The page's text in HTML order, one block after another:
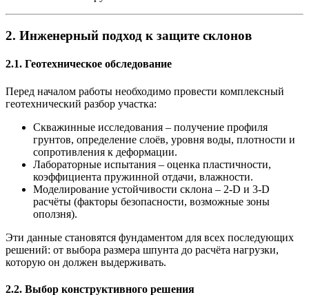
2. Инженерный подход к защите склонов
2.1. Геотехническое обследование
Перед началом работы необходимо провести комплексный
геотехнический разбор участка:
Скважинные исследования – получение профиля
грунтов, определение слоёв, уровня воды, плотности и
сопротивления к деформации.
Лабораторные испытания – оценка пластичности,
коэффициента пружинной отдачи, влажности.
Моделирование устойчивости склона – 2‑D и 3‑D
расчёты (факторы безопасности, возможные зоны
оползня).
Эти данные становятся фундаментом для всех последующих
решений: от выбора размера шпунта до расчёта нагрузки,
которую он должен выдерживать.
2.2. Выбор конструктивного решения